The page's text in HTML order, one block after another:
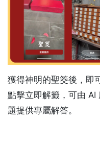
獲得神明的聖筊後，即
點擊立即解籤，可由 AI
題提供專屬解答。